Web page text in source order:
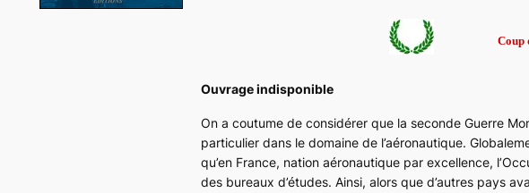
Coup
Ouvrage indisponible
On a coutume de considérer que la seconde Guerre
particulier dans le domaine de l’aéronautique.
qu’en France, nation aéronautique par excellence,
des bureaux d’études. Ainsi, alors que d’autres pays